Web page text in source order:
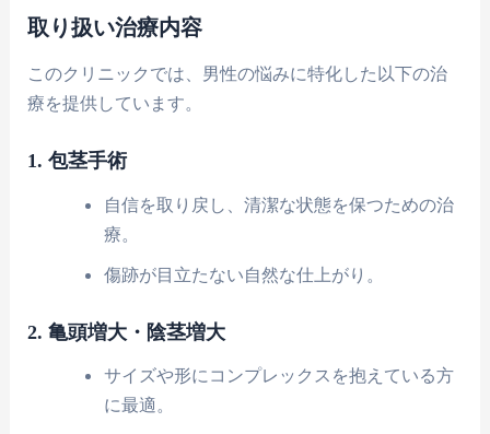
取り扱い治療内容
このクリニックでは、男性の悩みに特化した以下の治
療を提供しています。
1. 包茎手術
自信を取り戻し、清潔な状態を保つための治
療。
傷跡が目立たない自然な仕上がり。
2. 亀頭増大・陰茎増大
サイズや形にコンプレックスを抱えている方
に最適。